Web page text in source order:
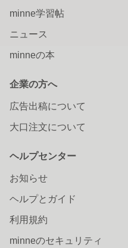
minne学習帖
ニュース
minneの本
企業の方へ
広告出稿について
大口注文について
ヘルプセンター
お知らせ
ヘルプとガイド
利用規約
minneのセキュリティ